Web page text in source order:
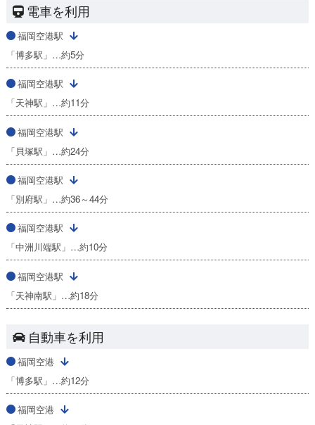
電車を利用
福岡空港駅
「博多駅」…約5分
福岡空港駅
「天神駅」…約11分
福岡空港駅
「貝塚駅」…約24分
福岡空港駅
「別府駅」…約36～44分
福岡空港駅
「中洲川端駅」…約10分
福岡空港駅
「天神南駅」…約18分
自動車を利用
福岡空港
「博多駅」…約12分
福岡空港